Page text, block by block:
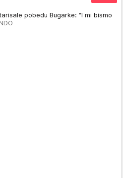
pobedu Bugarke: “I mi bismo